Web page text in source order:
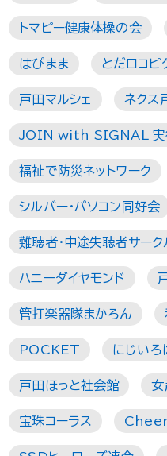
トマピー健康体操の会
はぴまま とだロコピ
戸田マルシェ ネクス
JOIN with SIGNAL 実
福祉で防災ネットワーク
シルバー・パソコン同好会
難聴者・中途失聴者サー
ハニーダイヤモンド
管打楽器隊まかろん
POCKET にじいろ
戸田ほっと社会館 女
宝珠コーラス